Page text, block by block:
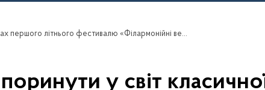
Сотні прикарпатців мали нагоду поринути у світ класичної музики в рамках першого літнього фестивалю «Філармонійні вечори»
у світ